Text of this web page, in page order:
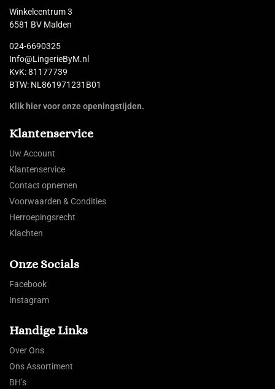
Winkelcentrum 3
6581 BV Malden
024-6690325
Info@LingerieByM.nl
KvK: 81177739
BTW: NL861971231B01
Klik hier voor onze openingstijden.
Klantenservice
Uw Account
Klantenservice
Contact opnemen
Voorwaarden & Condities
Herroepingsrecht
Klachten
Onze Socials
Facebook
Instagram
Handige Links
Over Ons
Ons Assortiment
BH’s